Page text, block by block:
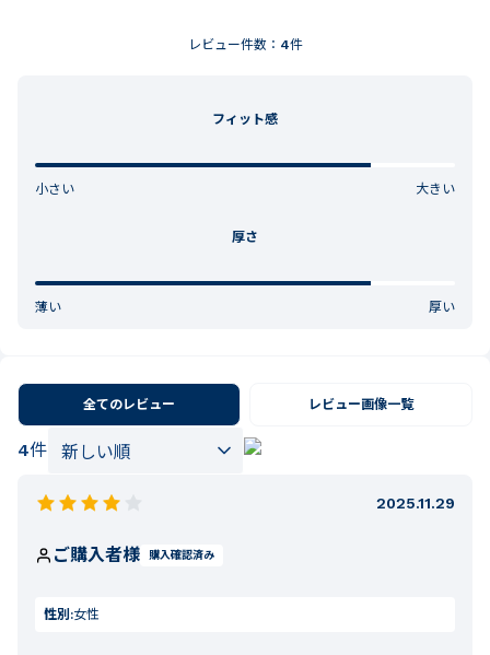
レビュー件数： 4件
フィット感
小さい 大きい
厚さ
薄い 厚い
全てのレビュー レビュー画像一覧
4件
2025.11.29
ご購入者様 購入確認済み
性別:女性